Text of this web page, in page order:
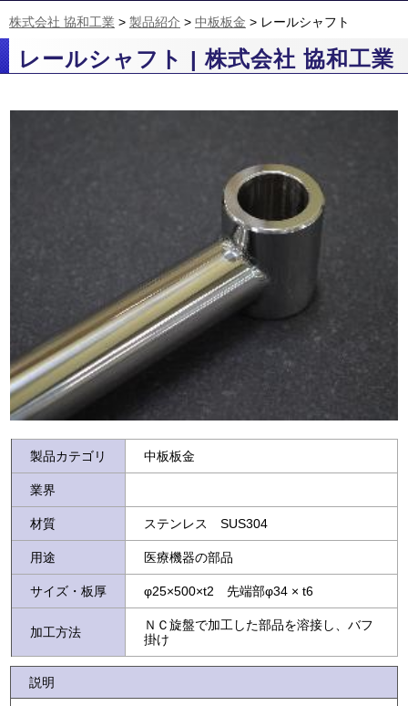
株式会社 協和工業 > 製品紹介 > 中板板金 > レールシャフト
レールシャフト | 株式会社 協和工業
製品カテゴリ 中板板金
業界
材質 ステンレス SUS304
用途 医療機器の部品
サイズ・板厚 φ25×500×t2 先端部φ34 × t6
加工方法
ＮＣ旋盤で加工した部品を溶接し、バフ
掛け
説明